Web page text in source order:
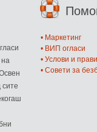
на
сите
• Маркетинг
• ВИП огласи
• Услови и
• Совети за